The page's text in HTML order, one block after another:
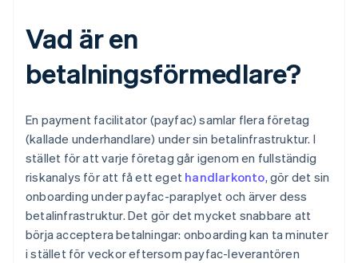
Vad är en
betalningsförmedlare?
En payment facilitator (payfac) samlar flera företag
(kallade underhandlare) under sin betalinfrastruktur. I
stället för att varje företag går igenom en fullständig
riskanalys för att få ett eget handlarkonto, gör det sin
onboarding under payfac-paraplyet och ärver dess
betalinfrastruktur. Det gör det mycket snabbare att
börja acceptera betalningar: onboarding kan ta minuter
i stället för veckor eftersom payfac-leverantören